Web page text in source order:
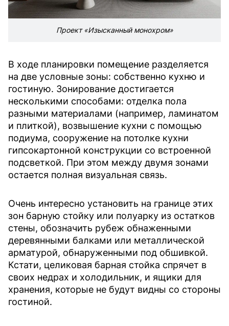
Проект «Изысканный монохром»
В ходе планировки помещение разделяется
на две условные зоны: собственно кухню и
гостиную. Зонирование достигается
несколькими способами: отделка пола
разными материалами (например, ламинатом
и плиткой), возвышение кухни с помощью
подиума, сооружение на потолке кухни
гипсокартонной конструкции со встроенной
подсветкой. При этом между двумя зонами
остается полная визуальная связь.
Очень интересно установить на границе этих
зон барную стойку или полуарку из остатков
стены, обозначить рубеж обнаженными
деревянными балками или металлической
арматурой, обнаруженными под обшивкой.
Кстати, целиковая барная стойка спрячет в
своих недрах и холодильник, и ящики для
хранения, которые не будут видны со стороны
гостиной.